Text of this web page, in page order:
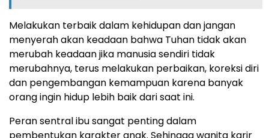
Melakukan terbaik dalam kehidupan dan jangan
menyerah akan keadaan bahwa Tuhan tidak akan
merubah keadaan jika manusia sendiri tidak
merubahnya, terus melakukan perbaikan, koreksi diri
dan pengembangan kemampuan karena banyak
orang ingin hidup lebih baik dari saat ini.
Peran sentral ibu sangat penting dalam